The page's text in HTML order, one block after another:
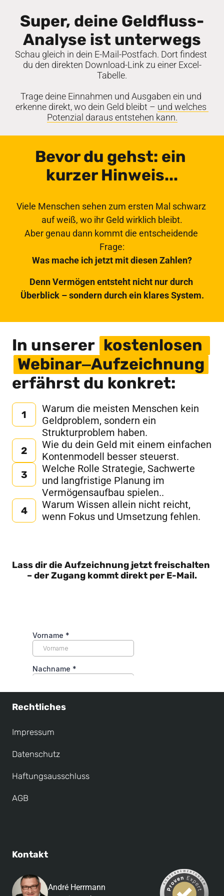
Super, deine Geldfluss-
Analyse ist unterwegs
Schau gleich in dein E-Mail-Postfach. Dort findest
du den direkten Download-Link zu einer Excel-
Tabelle.
Trage deine Einnahmen und Ausgaben ein und
erkenne direkt, wo dein Geld bleibt – und
Potenzial daraus entstehen kann.
Bevor du gehst: ein
kurzer Hinweis...
Viele Menschen sehen zum ersten Mal schwarz
auf weiß, wo ihr Geld wirklich bleibt.
Aber genau dann kommt die entscheidende
Was mache ich jetzt mit diesen Zahlen?
Denn Vermögen entsteht nicht nur durch
Überblick – sondern durch ein klares System.
In unserer
Webinar‒Aufzeichnung
erfährst du konkret:
1
Warum die meisten Menschen kein
Geldproblem, sondern ein
Strukturproblem haben.
2
Wie du dein Geld mit einem einfachen
Kontenmodell besser steuerst.
3
Welche Rolle Strategie, Sachwerte
und langfristige Planung im
Vermögensaufbau spielen..
4
Warum Wissen allein nicht reicht,
wenn Fokus und Umsetzung fehlen.
Lass dir die Aufzeichnung jetzt freischalten
– der Zugang kommt direkt per E-Mail.
Rechtliches
Impressum
Datenschutz
Haftungsausschluss
AGB
Kontakt
André Herrmann